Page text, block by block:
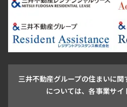
芝浦・汐留・品川
月島・勝どき・豊洲
目白・高田馬場・早稲田
池尻大橋・三軒茶屋
祐天寺・学芸大学
駒沢・用賀・二子玉川
成城・砧
青山 渋谷 東京・大手町 新宿
豊島区
杉並区 板橋区 練
葛飾区
江戸川区
三井不動産グループの住まいに
については、各事業サ